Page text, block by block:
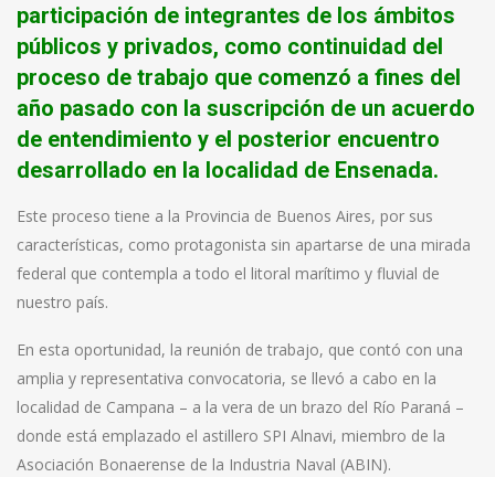
participación de integrantes de los ámbitos
públicos y privados, como continuidad del
proceso de trabajo que comenzó a fines del
año pasado con la suscripción de un acuerdo
de entendimiento y el posterior encuentro
desarrollado en la localidad de Ensenada.
Este proceso tiene a la Provincia de Buenos Aires, por sus
características, como protagonista sin apartarse de una mirada
federal que contempla a todo el litoral marítimo y fluvial de
nuestro país.
En esta oportunidad, la reunión de trabajo, que contó con una
amplia y representativa convocatoria, se llevó a cabo en la
localidad de Campana – a la vera de un brazo del Río Paraná –
donde está emplazado el astillero SPI Alnavi, miembro de la
Asociación Bonaerense de la Industria Naval (ABIN).